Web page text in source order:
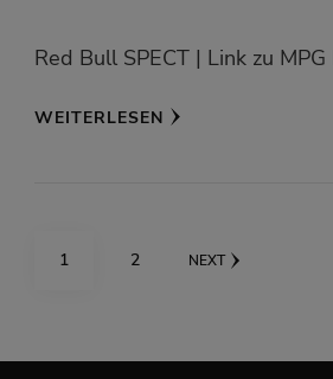
Red Bull SPECT | Link zu
WEITERLESEN
PAGE
1 PAGE
2 NEXT